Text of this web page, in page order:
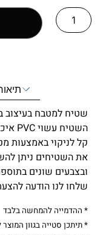
שטיח למטבח בעיצוב
השטיח עשוי PVC איכותי, עמיד במיוחד, מבודד חום וקור.
קל לניקוי באמצעות
את השטיחים ניתן
ובצבעים שונים
שלחו לנו הודעה
* ההדמייה להמחשה בלבד
* תיתכן סטייה בגוון